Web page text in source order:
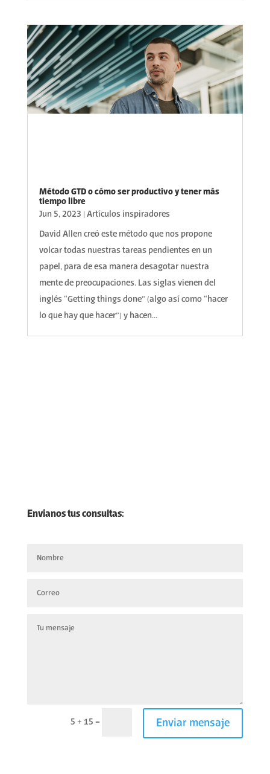
Método GTD o cómo ser productivo y tener más
tiempo libre
Jun 5, 2023 | Artículos inspiradores
David Allen creó este método que nos propone
volcar todas nuestras tareas pendientes en un
papel, para de esa manera desagotar nuestra
mente de preocupaciones. Las siglas vienen del
inglés “Getting things done” (algo así como “hacer
lo que hay que hacer”) y hacen...
Envianos tus consultas:
5 + 15 = Enviar mensaje